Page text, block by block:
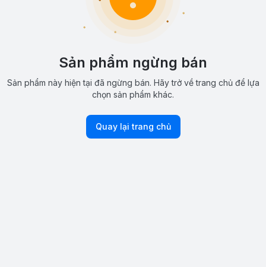
Sản phẩm ngừng bán
Sản phẩm này hiện tại đã ngừng bán. Hãy trở về trang chủ để lựa
chọn sản phẩm khác.
Quay lại trang chủ